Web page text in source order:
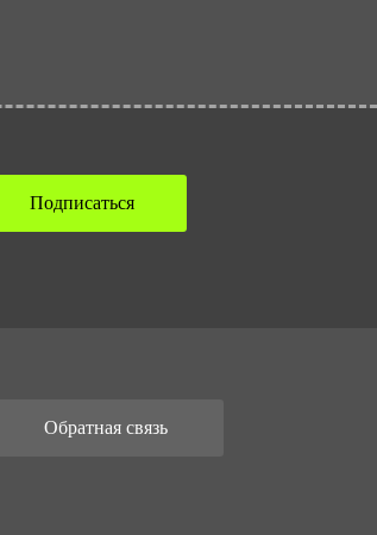
Подписаться
Обратная связь